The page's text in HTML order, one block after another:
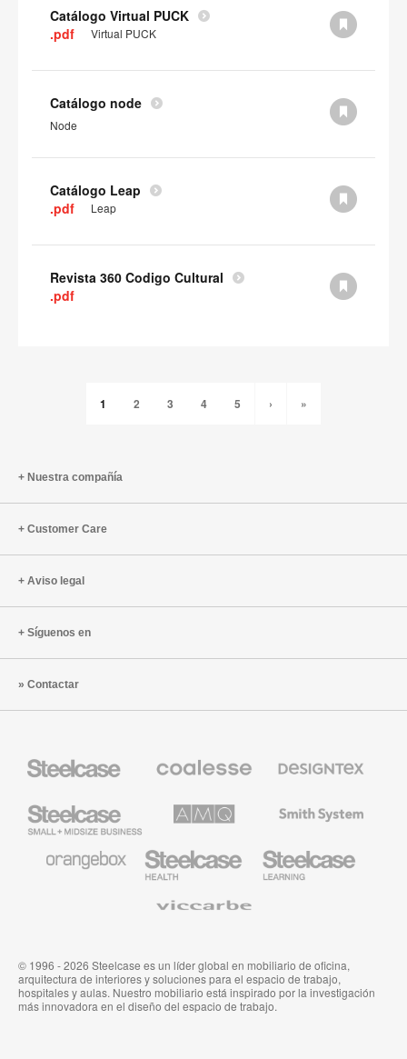
Catálogo Virtual PUCK
.pdf
Virtual PUCK
Catálogo node
Node
Catálogo Leap
.pdf
Leap
Revista 360 Codigo Cultural
.pdf
1 2 3 4 5 › »
Nuestra compañía
Customer Care
Aviso legal
Síguenos en
Contactar
Steelcase
Premium
Small
Business
Solutions
para
Industria
de
para
Educación
© 1996 - 2026 Steelcase es un líder global en mobiliario de oficina,
arquitectura de interiores y soluciones para el espacio de trabajo,
hospitales y aulas. Nuestro mobiliario está inspirado por la investigación
más innovadora en el diseño del espacio de trabajo.